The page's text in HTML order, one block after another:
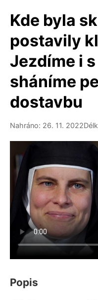
Kde byla
postavily
Jezdíme i
sháníme
dostavbu
Nahráno: 26. 11. 2022
Popis